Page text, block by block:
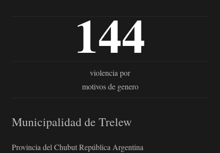
144
violencia por
motivos de genero
Municipalidad de Trelew
Provincia del Chubut República Argentina